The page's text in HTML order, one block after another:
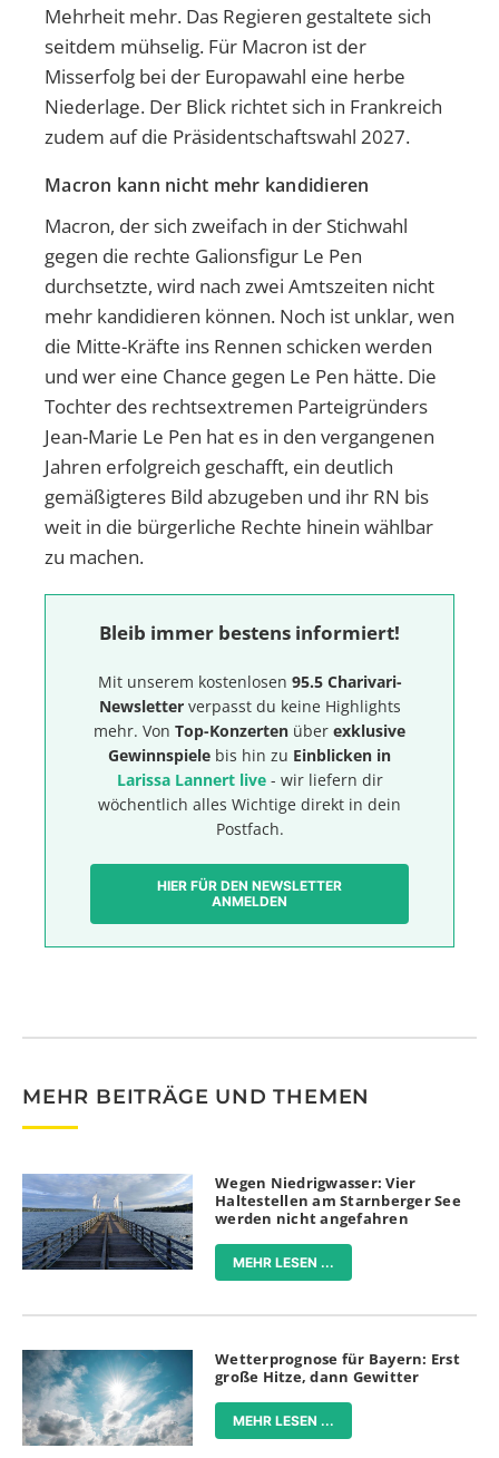
Mehrheit mehr. Das Regieren gestaltete sich
seitdem mühselig. Für Macron ist der
Misserfolg bei der Europawahl eine herbe
Niederlage. Der Blick richtet sich in Frankreich
zudem auf die Präsidentschaftswahl 2027.
Macron kann nicht mehr kandidieren
Macron, der sich zweifach in der Stichwahl
gegen die rechte Galionsfigur Le Pen
durchsetzte, wird nach zwei Amtszeiten nicht
mehr kandidieren können. Noch ist unklar, wen
die Mitte-Kräfte ins Rennen schicken werden
und wer eine Chance gegen Le Pen hätte. Die
Tochter des rechtsextremen Parteigründers
Jean-Marie Le Pen hat es in den vergangenen
Jahren erfolgreich geschafft, ein deutlich
gemäßigteres Bild abzugeben und ihr RN bis
weit in die bürgerliche Rechte hinein wählbar
zu machen.
Bleib immer bestens informiert!
Mit unserem kostenlosen 95.5 Charivari-
Newsletterverpasst du keine Highlights
mehr. Von Top-Konzerten über exklusive
Gewinnspiele bis hin zu Einblicken in
Larissa Lannert live- wir liefern dir
wöchentlich alles Wichtige direkt in dein
Postfach.
HIER FÜR DEN NEWSLETTER
ANMELDEN
MEHR BEITRÄGE UND THEMEN
Wegen Niedrigwasser: Vier
Haltestellen am Starnberger See
werden nicht angefahren
MEHR LESEN ...
Wetterprognose für Bayern: Erst
große Hitze, dann Gewitter
MEHR LESEN ...